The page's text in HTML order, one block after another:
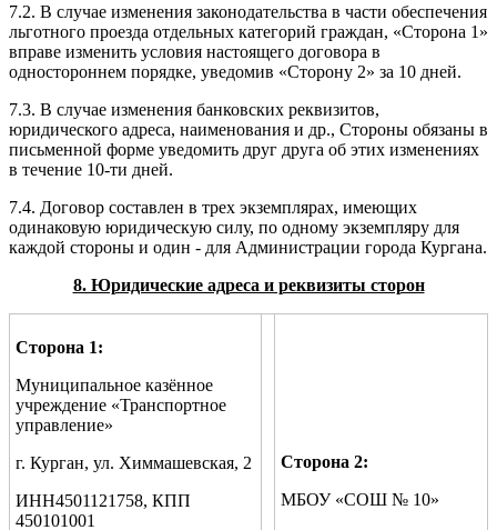
7.2. В случае изменения законодательства в части обеспечения
льготного проезда отдельных категорий граждан, «Сторона 1»
вправе изменить условия настоящего договора в
одностороннем порядке, уведомив «Сторону 2» за 10 дней.
7.3. В случае изменения банковских реквизитов,
юридического адреса, наименования и др., Стороны обязаны в
письменной форме уведомить друг друга об этих изменениях
в течение 10-ти дней.
7.4. Договор составлен в трех экземплярах, имеющих
одинаковую юридическую силу, по одному экземпляру для
каждой стороны и один - для Администрации города Кургана.
8. Юридические адреса и реквизиты сторон
Сторона 1:
Муниципальное казённое
учреждение «Транспортное
управление»
г. Курган, ул. Химмашевская, 2
ИНН4501121758, КПП
450101001
Сторона 2:
МБОУ «СОШ № 10»